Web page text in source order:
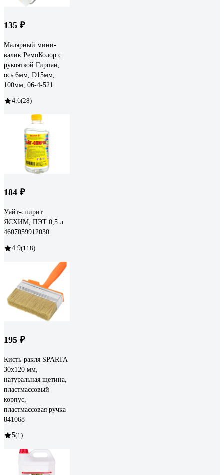
135 ₽
Малярный мини-
валик РемоКолор с
рукояткой Гирпан,
ось 6мм, D15мм,
100мм, 06-4-521
4.6(28)
184 ₽
Уайт-спирит
ЯСХИМ, ПЭТ 0,5 л
4607059912030
4.9(118)
195 ₽
Кисть-ракля SPARTA
30x120 мм,
натуральная щетина,
пластмассовый
корпус,
пластмассовая ручка
841068
5(1)